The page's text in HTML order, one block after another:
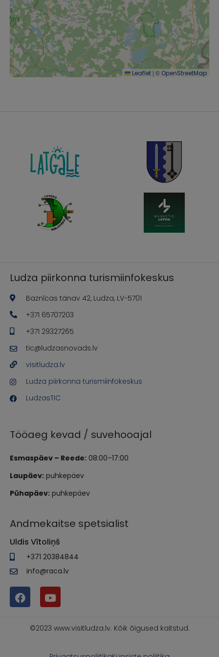
Leaflet | © OpenStreetMap
Ludza piirkonna turismiinfokeskus
Baznīcas tänav 42, Ludza, LV-5701
+371 65707203
+371 29327265
tic@ludzasnovads.lv
visitludza.lv
Ludza piirkonna turismiinfokeskus
LudzasTIC
Tööaeg kevad / suvehooajal
Esmaspäev – Reede: 08:00–17:00
Laupäev: puhkepäev
Pühapäev: puhkepäev
Andmekaitse spetsialist
Uldis Vītoliņš
+371 20384844
info@raca.lv
©2023 www.visitludza.lv. Kõik õigused kaitstud.